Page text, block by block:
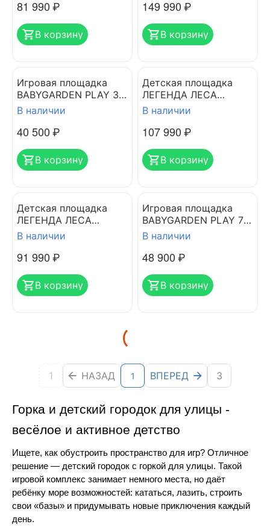
Горка и детский городок для улицы -
весёлое и активное детство
Ищете, как обустроить пространство для игр? Отличное
решение — детский городок с горкой для улицы. Такой
игровой комплекс занимает немного места, но даёт
ребёнку море возможностей: кататься, лазить, строить
свои «базы» и придумывать новые приключения каждый
день.
81 990₽
В корзину
149 990₽
В корзину
Игровая площадка
BABYGARDEN PLAY 3
DARK GREEN
В наличии
40 500₽
В корзину
Детская площадка
ЛЕГЕНДА ЛЕСА
УДАЧНАЯ 4 золотой
В наличии
107 990₽
В корзину
Детская площадка
ЛЕГЕНДА ЛЕСА
УДАЧНАЯ 2 золотой
В наличии
91 990₽
В корзину
Игровая площадка
BABYGARDEN PLAY 7
DARK GREEN
В наличии
48 900₽
В корзину
1 НАЗАД 1 ВПЕРЕД 3